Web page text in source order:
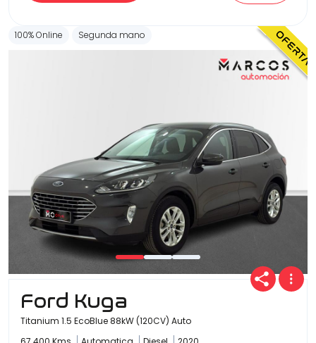
100% Online Segunda mano
Ford Kuga
Titanium 1.5 EcoBlue 88kW (120CV) Auto